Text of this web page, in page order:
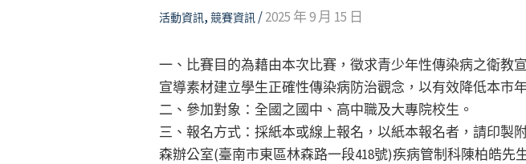
活動資訊, 競賽資訊/2025 年 9 月 15 日
一、比賽目的為藉由本次比賽，徵求青少年性傳染病之衛教
宣導素材建立學生正確性傳染病防治觀念，以有效降低本市
二、參加對象：全國之國中、高中職及大專院校生。
三、報名方式：採紙本或線上報名，以紙本報名者，請印製
森辦公室(臺南市東區林森路一段418號)疾病管制科陳柏皓